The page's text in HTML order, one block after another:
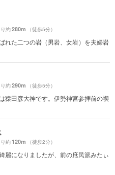
約280m （徒歩5分）
れた二つの岩（男岩、女岩）を夫婦岩
約290m （徒歩5分）
猿田彦大神です。伊勢神宮参拝前の禊
約120m （徒歩2分）
麗になりましたが、前の庶民派みたぃ